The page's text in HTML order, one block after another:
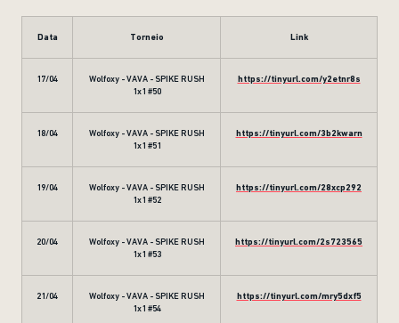
Data Torneio Link
17/04
Wolfoxy - VAVA - SPIKE RUSH
1x1 #50
https://tinyurl.com/y2etnr8s
18/04
Wolfoxy - VAVA - SPIKE RUSH
1x1 #51
https://tinyurl.com/3b2kwarn
19/04
Wolfoxy - VAVA - SPIKE RUSH
1x1 #52
https://tinyurl.com/28xcp292
20/04
Wolfoxy - VAVA - SPIKE RUSH
1x1 #53
https://tinyurl.com/2s723565
21/04
Wolfoxy - VAVA - SPIKE RUSH
1x1 #54
https://tinyurl.com/mry5dxf5